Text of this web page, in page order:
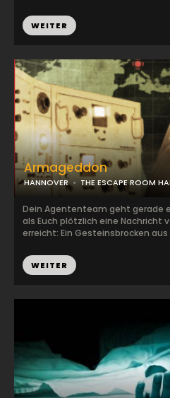
WEITER
Armageddon
HANNOVER THE ESCAPE ROOM
Dein Agententeam geht gerade
als Euch plötzlich eine Nachricht
erreicht: Ein Gesteinsbrocken aus
WEITER